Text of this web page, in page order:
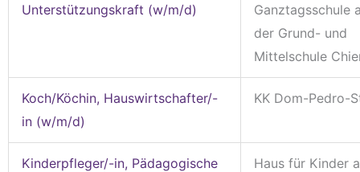
Unterstützungskraft (w/m/d)
Ganztagsschule
der Grund- und
Mittelschule
Koch/Köchin, Hauswirtschafter/-
in (w/m/d)
KK Dom-Pedro-
Kinderpfleger/-in, Pädagogische
Haus für Kinder